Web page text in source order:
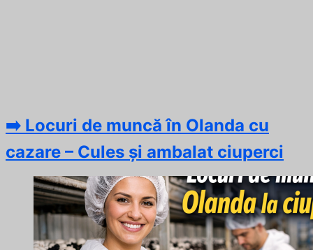
➡️ Locuri de muncă în Olanda cu
cazare – Cules și ambalat ciuperci